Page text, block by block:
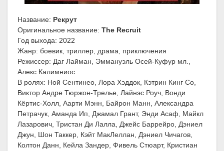
Название: Рекрут
Оригинальное название: The Recruit
Год выхода: 2022
Жанр: боевик, триллер, драма, приключения
Режиссер: Даг Лайман, Эммануэль Осей-Куфур мл.,
Алекс Калимниос
В ролях: Ной Сентинео, Лора Хэддок, Кэтрин Кинг Со,
Виктор Андре Тюржон-Трелье, Лайнэс Роуч, Вонди
Кёртис-Холл, Аарти Мэнн, Байрон Манн, Александра
Петрачук, Аманда Ип, Джамал Грант, Энди Асаф, Майкл
Лазарович, Тристан Ди Лалла, Джейс Баррейро, Дэниел
Джун, Шон Таккер, Кэйт МакЛеллан, Дэниел Чичагов,
Колтон Данн, Кейла Зандер, Фивель Стюарт, Кристиан